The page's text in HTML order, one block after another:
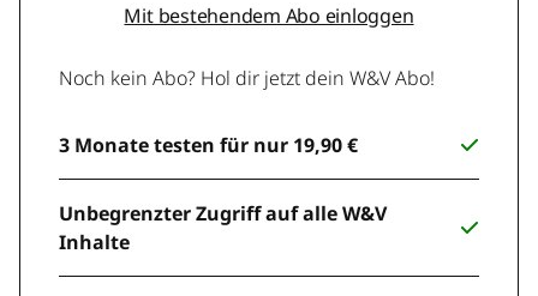
Mit bestehendem Abo einloggen
Noch kein Abo? Hol dir jetzt dein W&V Abo!
3 Monate testen für nur 19,90 €
Unbegrenzter Zugriff auf alle W&V
Inhalte